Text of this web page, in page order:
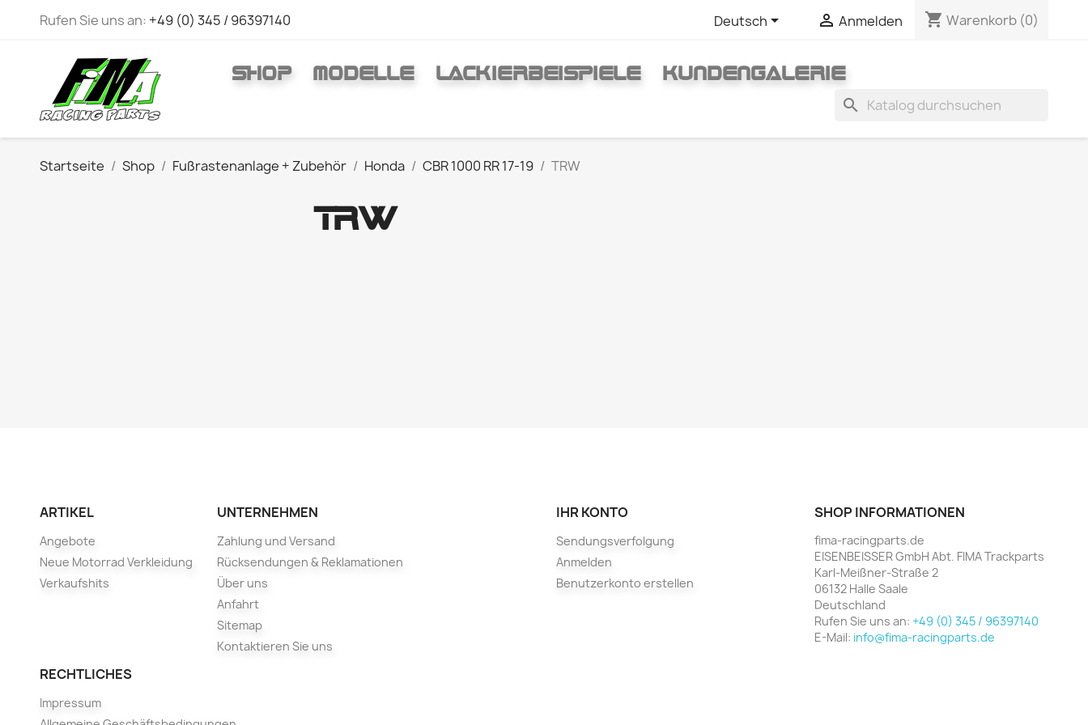
Rufen Sie uns an: +49 (0) 345 / 96397140 Deutsch  Anmelden shopping_cart Warenkorb (0)
SHOP MODELLE LACKIERBEISPIELE
KUNDENGALERIE
search
Startseite Shop Fußrastenanlage + Zubehör Honda CBR 1000 RR 17-19 TRW
TRW
ARTIKEL
Angebote
Neue Motorrad Verkleidung
Verkaufshits
UNTERNEHMEN
Zahlung und Versand
Rücksendungen & Reklamationen
Über uns
Anfahrt
Sitemap
Kontaktieren Sie uns
RECHTLICHES
Impressum
IHR KONTO
Sendungsverfolgung
Anmelden
Benutzerkonto erstellen
SHOP INFORMATIONEN
fima-racingparts.de
EISENBEISSER GmbH Abt. FIMA Trackparts
Karl-Meißner-Straße 2
06132 Halle Saale
Deutschland
Rufen Sie uns an:+49 (0) 345 / 96397140
E-Mail: info@fima-racingparts.de